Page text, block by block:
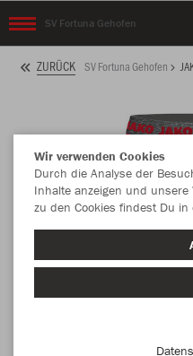
SV Fortuna Gehofen
ZURÜCK SV Fortuna Gehofen
Wir verwenden Cookies
Durch die Analyse der
Inhalte anzeigen und
zu den Cookies findest Du